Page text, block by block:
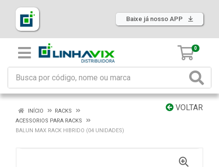
Baixe já nosso APP
0
VOLTAR
INÍCIO
RACKS
ACESSORIOS PARA RACKS
BALUN MAX RACK HIBRIDO (04 UNIDADES)